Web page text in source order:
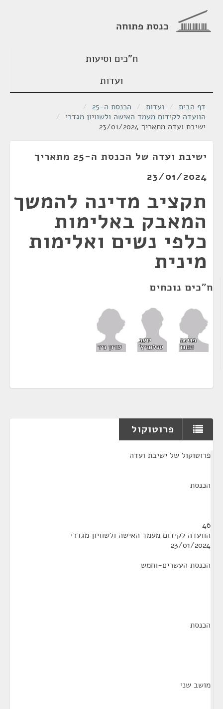
כנסת פתוחה
ח"כים וסיעות
ועדות
דף הבית / ועדות / הכנסת ה-25
/
הוועדה לקידום מעמד האישה ולשוויון מגדרי /
ישיבת ועדה מתאריך 23/01/2024
ישיבת ועדה של הכנסת ה-25 מתאריך
23/01/2024
תקציב מדינה להמשך
המאבק באלימות
כלפי נשים ואלימות
מינית
ח"כים נוכחים
פנינה
תמנו
יואב
סגלוביץ' שרון ניר
פרוטוקול
פרוטוקול של ישיבת ועדה
הכנסת
46
הוועדה לקידום מעמד האישה ולשוויון מגדרי
23/01/2024
הכנסת העשרים-וחמש
הכנסת
מושב שני